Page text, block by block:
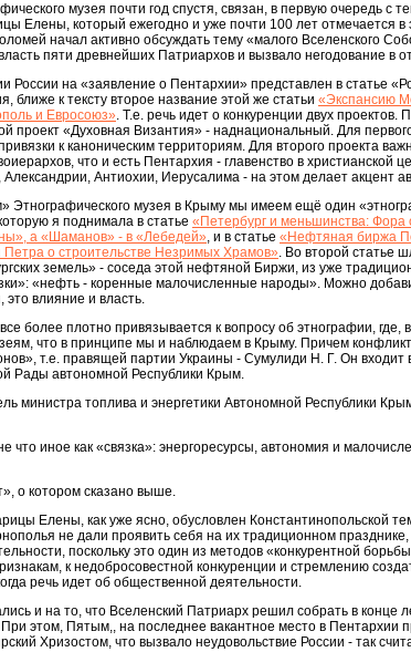
музея почти год спустя, связан, в первую очередь с
Елены, который ежегодно и уже почти 100 лет отмечается в
начал активно обсуждать тему «малого Вселенского
пяти древнейших Патриархов и вызвало негодование в
России на «заявление о Пентархии» представлен в статье
ближе к тексту второе название этой же статьи «Экспансию
и Евросоюз». Т.е. речь идет о конкуренции двух проектов.
проект «Духовная Византия» - наднациональный. Для
к каноническим территориям. Для второго проекта
что и есть Пентархия - главенство в христианской
Антиохии, Иерусалима - на этом делает акцент
Этнографического музея в Крыму мы имеем ещё один
я поднимала в статье «Петербург и меньшинства: Фора
а «Шаманов» - в «Лебедей», и в статье «Нефтяная биржа
Петра о строительстве Незримых Храмов». Во второй статье
земель» - соседа этой нефтяной Биржи, из уже
«нефть - коренные малочисленные народы». Можно
влияние и власть.
более плотно привязывается к вопросу об этнографии, где,
что в принципе мы и наблюдаем в Крыму. Причем конфликт
т.е. правящей партии Украины - Сумулиди Н. Г. Он входит
Рады автономной Республики Крым.
министра топлива и энергетики Автономной Республики
что иное как «связка»: энергоресурсы, автономия и
о котором сказано выше.
Елены, как уже ясно, обусловлен Константинопольской
не дали проявить себя на их традиционном
поскольку это один из методов «конкурентной
к недобросовестной конкуренции и стремлению
речь идет об общественной деятельности.
и на то, что Вселенский Патриарх решил собрать в конце
этом, Пятым,, на последнее вакантное место в Пентархии
Хризостом, что вызвало неудовольствие России - так